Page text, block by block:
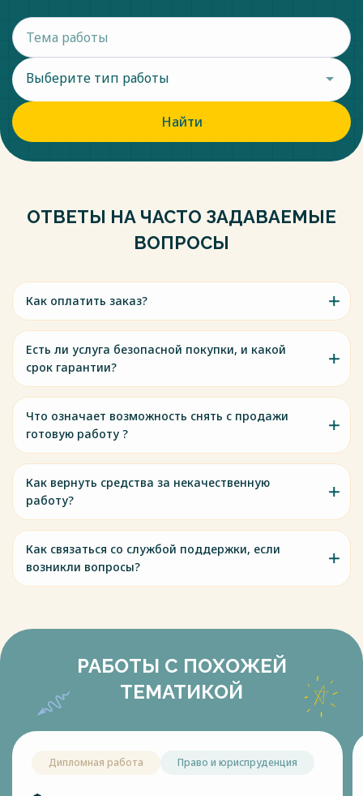
В настоящее время, с начала 21 века, отечественные
учёные, исследователи проблем патриотического
воспитания, особое внимание акцентируют на
определении критериев патриотического воспитания.
Весь текст будет доступен
Выберите тип работы
Найти
ОТВЕТЫ НА ЧАСТО ЗАДАВАЕМЫЕ
ВОПРОСЫ
Как оплатить заказ?
Есть ли услуга безопасной покупки, и какой
срок гарантии?
Что означает возможность снять с продажи
готовую работу ?
Как вернуть средства за некачественную
работу?
Как связаться со службой поддержки, если
возникли вопросы?
РАБОТЫ С ПОХОЖЕЙ
ТЕМАТИКОЙ
Дипломная работа Право и юриспруденция